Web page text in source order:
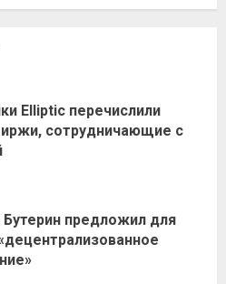
Elliptic перечислили
сотрудничающие с
Бутерин предложил для